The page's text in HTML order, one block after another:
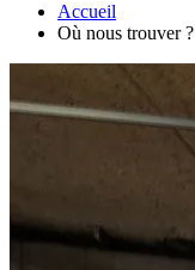
Accueil
Où nous trouver ?